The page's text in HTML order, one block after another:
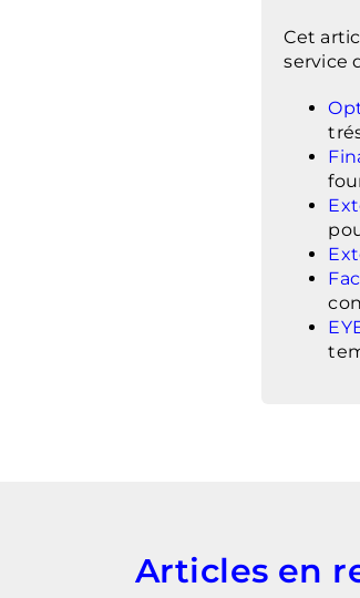
Cet
service
Articles en